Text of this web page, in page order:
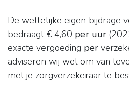
De wettelijke eigen bijdrage
bedraagt € 4,60 per uur
exacte vergoeding per
adviseren wij wel om van
met je zorgverzekeraar te